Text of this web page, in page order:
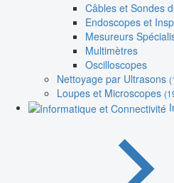
Câbles et Sondes
Endoscopes et
Mesureurs
Multimètres
Oscilloscopes
Nettoyage par Ultrasons
Loupes et Microscopes